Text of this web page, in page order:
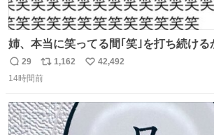
姉、本当に笑ってる間｢笑｣を打ち続ける
返
信
29
リ
ポ
ト
数
1,162
い
42,492
14時間前